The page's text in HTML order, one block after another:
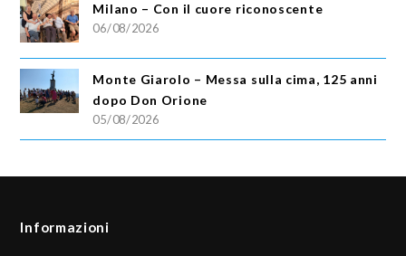
Milano – Con il cuore riconoscente
06/08/2026
Monte Giarolo – Messa sulla cima, 125 anni
dopo Don Orione
05/08/2026
Informazioni